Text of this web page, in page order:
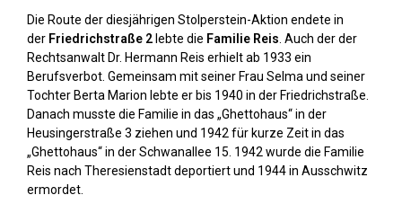
Die Route der diesjährigen Stolperstein-Aktion endete in
der Friedrichstraße 2 lebte die Familie Reis . Auch der der
Rechtsanwalt Dr. Hermann Reis erhielt ab 1933 ein
Berufsverbot. Gemeinsam mit seiner Frau Selma und seiner
Tochter Berta Marion lebte er bis 1940 in der Friedrichstraße.
Danach musste die Familie in das „Ghettohaus“ in der
Heusingerstraße 3 ziehen und 1942 für kurze Zeit in das
„Ghettohaus“ in der Schwanallee 15. 1942 wurde die Familie
Reis nach Theresienstadt deportiert und 1944 in Ausschwitz
ermordet.